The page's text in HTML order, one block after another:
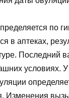
по
в аптеках,
Последний
условиях.
Изменения